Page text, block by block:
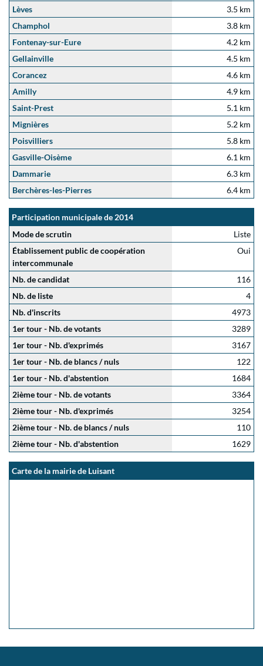
Lèves
3.5 km
Champhol
3.8 km
Fontenay-sur-Eure
4.2 km
Gellainville
4.5 km
Corancez
4.6 km
Amilly
4.9 km
Saint-Prest
5.1 km
Mignières
5.2 km
Poisvilliers
5.8 km
Gasville-Oisème
6.1 km
Dammarie
6.3 km
Berchères-les-Pierres
6.4 km
Participation municipale de 2014
Mode de scrutin
Liste
Établissement public de coopération
intercommunale
Oui
Nb. de candidat
116
Nb. de liste
4
Nb. d'inscrits
4973
1er tour - Nb. de votants
3289
1er tour - Nb. d'exprimés
3167
1er tour - Nb. de blancs / nuls
122
1er tour - Nb. d'abstention
1684
2ième tour - Nb. de votants
3364
2ième tour - Nb. d'exprimés
3254
2ième tour - Nb. de blancs / nuls
110
2ième tour - Nb. d'abstention
1629
Carte de la mairie de Luisant